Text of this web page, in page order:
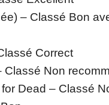
– Classé Bon
Correct
Non
Dead – Classé